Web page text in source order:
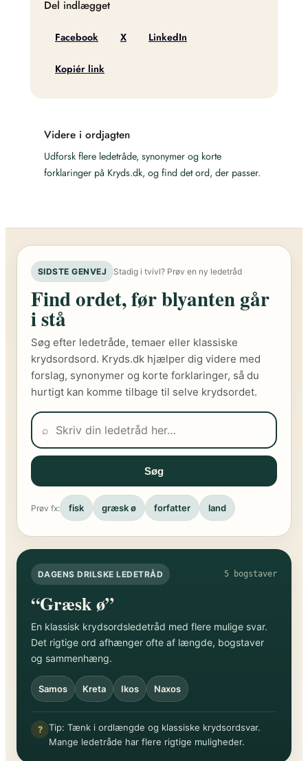
Del indlægget
Facebook X LinkedIn
Kopiér link
Videre i ordjagten
Udforsk flere ledetråde, synonymer og korte
forklaringer på Kryds.dk, og find det ord, der passer.
SIDSTE GENVEJ Stadig i tvivl? Prøv en ny ledetråd
Find ordet, før blyanten går
i stå
Søg efter ledetråde, temaer eller klassiske
krydsordsord. Kryds.dk hjælper dig videre med
forslag, synonymer og korte forklaringer, så du
hurtigt kan komme tilbage til selve krydsordet.
⌕
Søg
Prøv fx: fisk græsk ø forfatter land
DAGENS DRILSKE LEDETRÅD 5 bogstaver
“Græsk ø”
En klassisk krydsordsledetråd med flere mulige svar.
Det rigtige ord afhænger ofte af længde, bogstaver
og sammenhæng.
Samos Kreta Ikos Naxos
? Tip: Tænk i ordlængde og klassiske krydsordsvar.
Mange ledetråde har flere rigtige muligheder.